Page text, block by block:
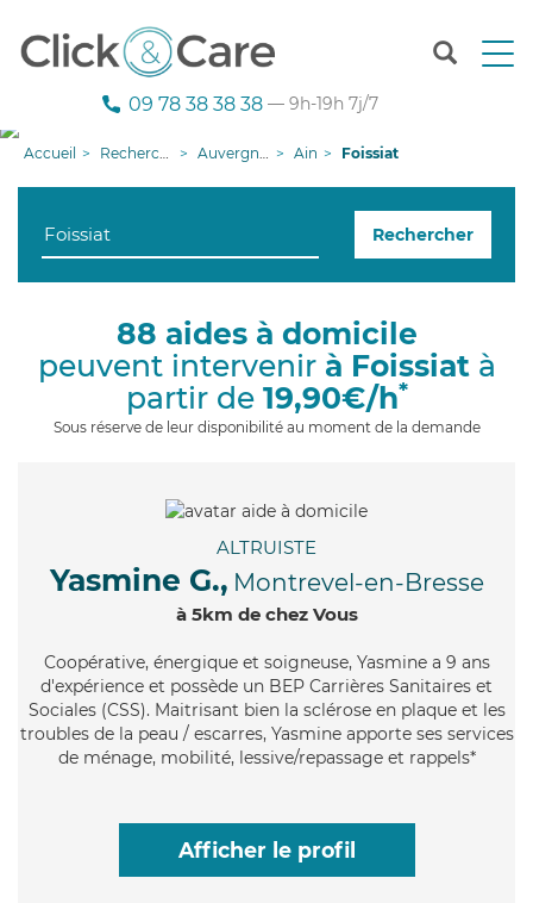
T
n
g
09 78 38 38 38 — 9h-19h 7j/7
Accueil Recherche aide à domicile Auvergne-Rhône-Alpes Ain Foissiat
Rechercher
88 aides à domicile
peuvent intervenir à Foissiatà
partir de 19,90€/h*
Sous réserve de leur disponibilité au moment de la demande
ALTRUISTE
Yasmine G., Montrevel-en-Bresse
à 5km de chez Vous
Coopérative, énergique et soigneuse, Yasmine a 9 ans
d'expérience et possède un BEP Carrières Sanitaires et
Sociales (CSS). Maitrisant bien la sclérose en plaque et les
troubles de la peau / escarres, Yasmine apporte ses services
de ménage, mobilité, lessive/repassage et rappels*
Afficher le profil